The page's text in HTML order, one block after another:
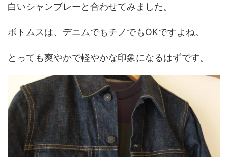
白いシャンブレーと合わせてみました。
ボトムスは、デニムでもチノでもOKですよね。
とっても爽やかで軽やかな印象になるはずです。